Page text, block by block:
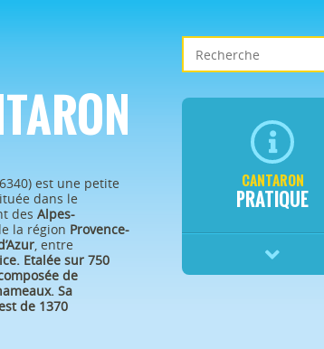
est une petite
dans le
des Alpes-
la région Provence-
, entre
Etalée sur 750
de
Sa
de 1370
CANTARON
PRATIQUE